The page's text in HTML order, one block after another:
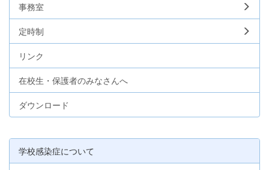
事務室
定時制
リンク
在校生・保護者のみなさんへ
ダウンロード
学校感染症について